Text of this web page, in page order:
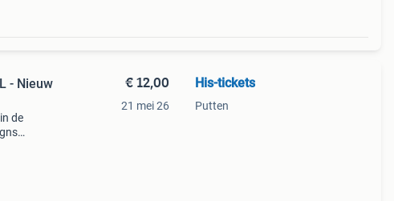
- Nieuw
de
€ 12,00
21 mei 26
His-tickets
Putten